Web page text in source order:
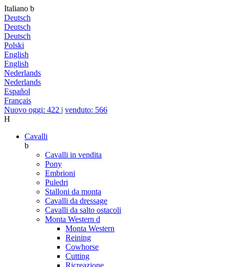
Italiano b
Deutsch
Deutsch
Deutsch
Polski
English
English
Nederlands
Nederlands
Español
Français
Nuovo oggi: 422 | venduto: 566
H
Cavalli
b
Cavalli in vendita
Pony
Embrioni
Puledri
Stalloni da monta
Cavalli da dressage
Cavalli da salto ostacoli
Monta Western d
Monta Western
Reining
Cowhorse
Cutting
Ricreazione